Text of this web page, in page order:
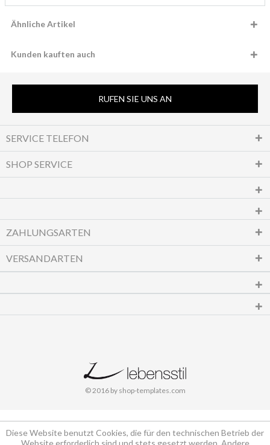
Ähnliche Artikel
Kunden kauften auch
RUFEN SIE UNS AN
SERVICE TELEFON
SHOP SERVICE
ZAHLUNGSARTEN
VERSANDARTEN
© 2016 by shop-templates.com
Diese Website benutzt Cookies, die für den technischen Betrieb der
Website erforderlich sind und stets gesetzt werden. Andere